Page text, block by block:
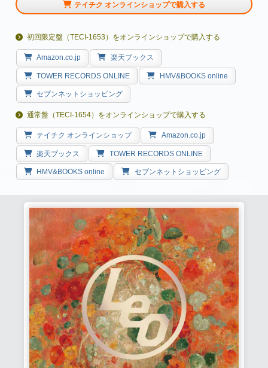
テイチク オンラインショップで購入する
初回限定盤（TECI-1653）をオンラインショップで購入する
Amazon.co.jp 楽天ブックス
TOWER RECORDS ONLINE HMV&BOOKS online
セブンネットショッピング
通常盤（TECI-1654）をオンラインショップで購入する
テイチク オンラインショップ Amazon.co.jp
楽天ブックス TOWER RECORDS ONLINE
HMV&BOOKS online セブンネットショッピング